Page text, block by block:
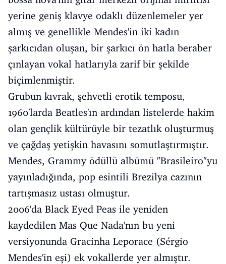
yerine geniş klavye odaklı düzenlemeler yer
almış ve genellikle Mendes'in iki kadın
şarkıcıdan oluşan, bir şarkıcı ön hatla beraber
çınlayan vokal hatlarıyla zarif bir şekilde
biçimlenmiştir.
Grubun kıvrak, şehvetli erotik temposu,
1960'larda Beatles'ın ardından listelerde hakim
olan gençlik kültürüyle bir tezatlık oluşturmuş
ve çağdaş yetişkin havasını somutlaştırmıştır.
Mendes, Grammy ödüllü albümü "Brasileiro"yu
yayınladığında, pop esintili Brezilya cazının
tartışmasız ustası olmuştur.
2006'da Black Eyed Peas ile yeniden
kaydedilen Mas Que Nada'nın bu yeni
versiyonunda Gracinha Leporace (Sérgio
Mendes'in eşi) ek vokallerde yer almıştır.